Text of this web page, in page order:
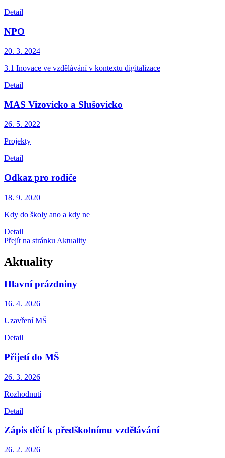
Detail
NPO
20. 3. 2024
3.1 Inovace ve vzdělávání v kontextu digitalizace
Detail
MAS Vizovicko a Slušovicko
26. 5. 2022
Projekty
Detail
Odkaz pro rodiče
18. 9. 2020
Kdy do školy ano a kdy ne
Detail
Přejít na stránku Aktuality
Aktuality
Hlavní prázdniny
16. 4. 2026
Uzavření MŠ
Detail
Přijetí do MŠ
26. 3. 2026
Rozhodnutí
Detail
Zápis dětí k předškolnímu vzdělávání
26. 2. 2026